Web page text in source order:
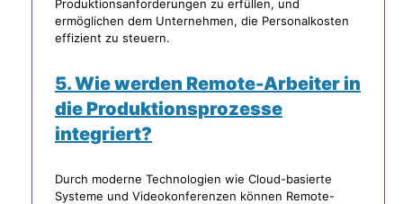
Produktionsanforderungen zu erfüllen, und
ermöglichen dem Unternehmen, die Personalkosten
effizient zu steuern.
5. Wie werden Remote-Arbeiter in
die Produktionsprozesse
integriert?
Durch moderne Technologien wie Cloud-basierte
Systeme und Videokonferenzen können Remote-